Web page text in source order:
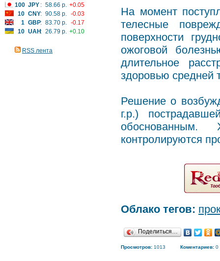
100 JPY : 58.66 р. +0.05
10 CNY: 90.58 р. -0.03
1 GBP: 83.70 р. -0.17
10 UAH: 26.79 р. +0.10
RSS лента
На момент
телесные
поверхности
ожоговой
длительное
здоровью средней
Решение о
г.р.)
контролируются
Облако тегов:
Поделиться…
Просмотров: 1013 Коментариев: 0